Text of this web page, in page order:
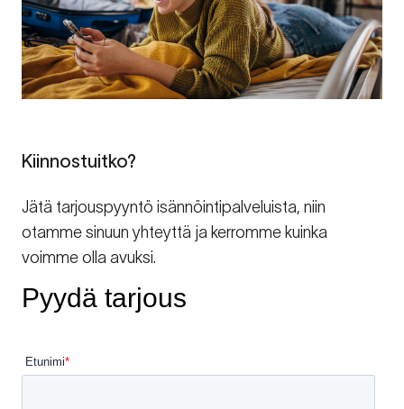
Kiinnostuitko?
Jätä tarjouspyyntö isännöintipalveluista, niin
otamme sinuun yhteyttä ja kerromme kuinka
voimme olla avuksi.